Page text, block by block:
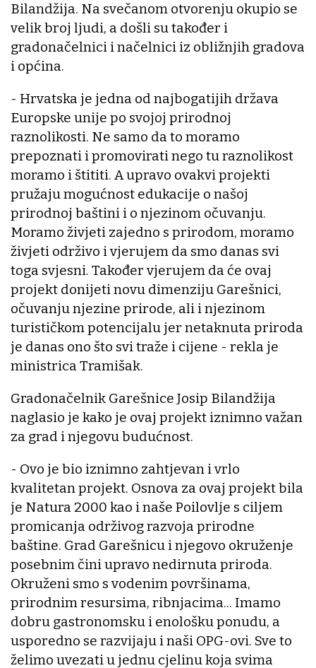
Bilandžija. Na svečanom otvorenju okupio se
velik broj ljudi, a došli su također i
gradonačelnici i načelnici iz obližnjih gradova
i općina.
- Hrvatska je jedna od najbogatijih država
Europske unije po svojoj prirodnoj
raznolikosti. Ne samo da to moramo
prepoznati i promovirati nego tu raznolikost
moramo i štititi. A upravo ovakvi projekti
pružaju mogućnost edukacije o našoj
prirodnoj baštini i o njezinom očuvanju.
Moramo živjeti zajedno s prirodom, moramo
živjeti održivo i vjerujem da smo danas svi
toga svjesni. Također vjerujem da će ovaj
projekt donijeti novu dimenziju Garešnici,
očuvanju njezine prirode, ali i njezinom
turističkom potencijalu jer netaknuta priroda
je danas ono što svi traže i cijene - rekla je
ministrica Tramišak.
Gradonačelnik Garešnice Josip Bilandžija
naglasio je kako je ovaj projekt iznimno važan
za grad i njegovu budućnost.
- Ovo je bio iznimno zahtjevan i vrlo
kvalitetan projekt. Osnova za ovaj projekt bila
je Natura 2000 kao i naše Poilovlje s ciljem
promicanja održivog razvoja prirodne
baštine. Grad Garešnicu i njegovo okruženje
posebnim čini upravo nedirnuta priroda.
Okruženi smo s vodenim površinama,
prirodnim resursima, ribnjacima... Imamo
dobru gastronomsku i enološku ponudu, a
usporedno se razvijaju i naši OPG-ovi. Sve to
želimo uvezati u jednu cjelinu koja svima